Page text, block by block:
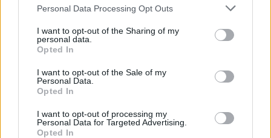
Please note that this website/app uses one or more Google
not limited to your visit or usage behaviour. You may click to
grant or deny consent to Google and its third-party tags to
use your data for below specified purposes in below Google
consent section.
Personal Data Processing Opt Outs
I want to opt-out of the Sharing of my
personal data.
Opted In
I want to opt-out of the Sale of my
Personal Data.
Opted In
I want to opt-out of processing my
Personal Data for Targeted Advertising.
Opted In
Népszerű